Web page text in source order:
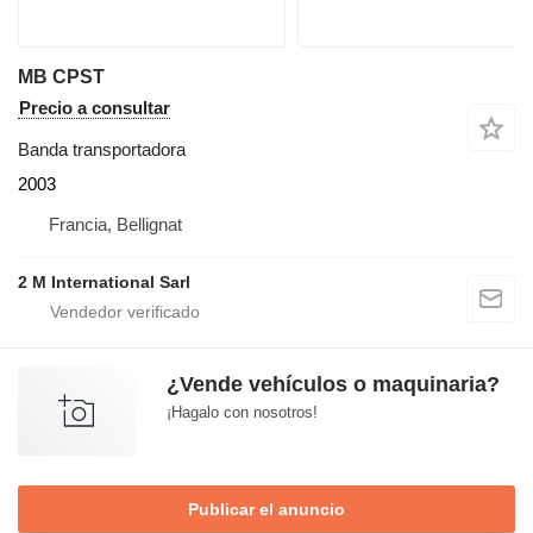
MB CPST
Precio a consultar
Banda transportadora
2003
Francia, Bellignat
2 M International Sarl
¿Vende vehículos o maquinaria?
¡Hagalo con nosotros!
Publicar el anuncio